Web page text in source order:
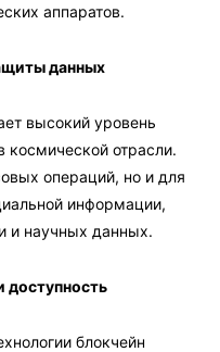
аппаратов.
данных
высокий уровень
космической отрасли.
операций, но и для
информации,
и научных данных.
доступность
блокчейн